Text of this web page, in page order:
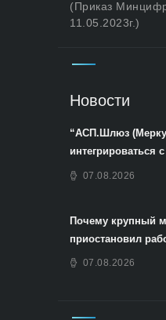
(Приказ
11.05.2023г.)
Новости
“АСП.Шлюз
интегрироваться
07.08.2026
Почему крупный
приостановил
07.08.2026